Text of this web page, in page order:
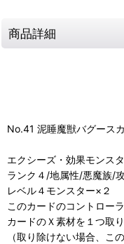
商品詳細
No.41 泥睡魔獣バグースカ
エクシーズ・効果モンス
ランク４/地属性/悪魔族/
レベル４モンスター×２
このカードのコントロー
カードのＸ素材を１つ取り
（取り除けない場合、こ